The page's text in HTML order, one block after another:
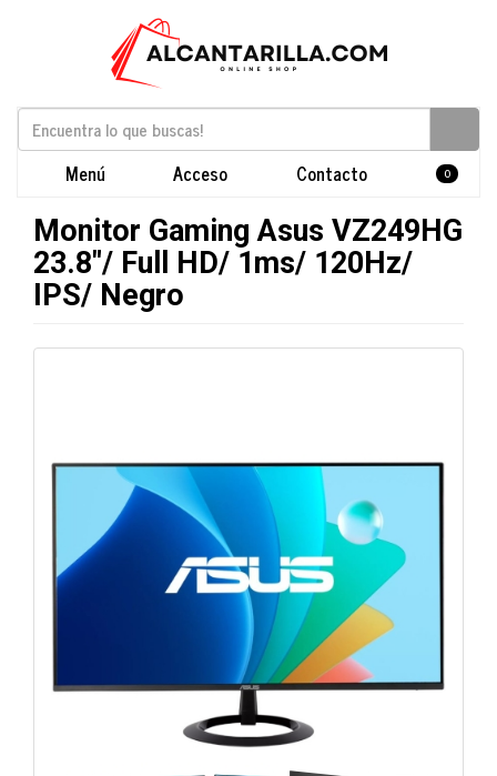
Menú Acceso Contacto 0
Monitor Gaming Asus VZ249HG
23.8"/ Full HD/ 1ms/ 120Hz/
IPS/ Negro